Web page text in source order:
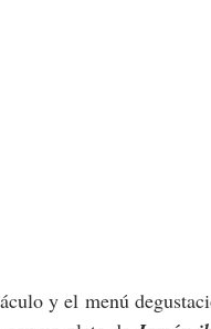
y el menú